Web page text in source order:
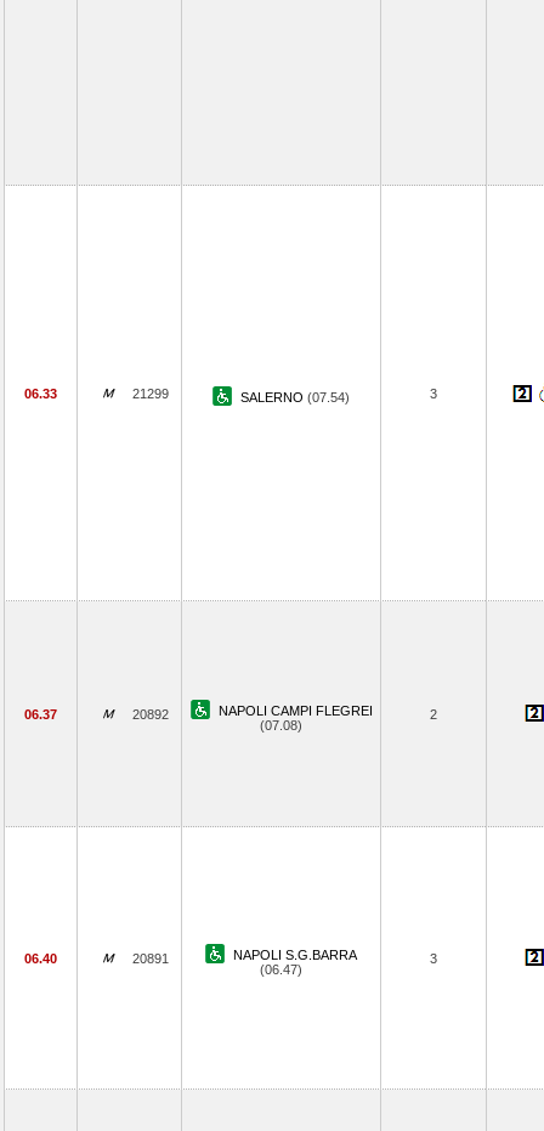
06.33 21299 SALERNO (07.54) 3
06.37 20892
NAPOLI CAMPI FLEGREI
(07.08)
2
06.40 20891
NAPOLI S.G.BARRA
(06.47)
3